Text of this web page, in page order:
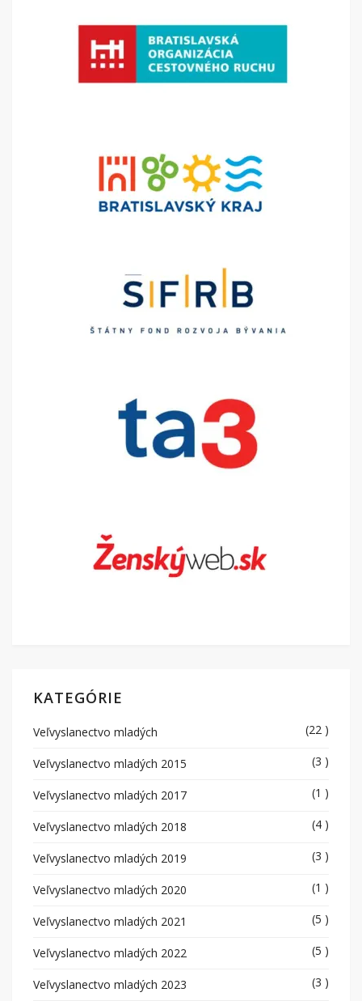
KATEGÓRIE
Veľvyslanectvo mladých (22 )
Veľvyslanectvo mladých 2015 (3 )
Veľvyslanectvo mladých 2017 (1 )
Veľvyslanectvo mladých 2018 (4 )
Veľvyslanectvo mladých 2019 (3 )
Veľvyslanectvo mladých 2020 (1 )
Veľvyslanectvo mladých 2021 (5 )
Veľvyslanectvo mladých 2022 (5 )
Veľvyslanectvo mladých 2023 (3 )